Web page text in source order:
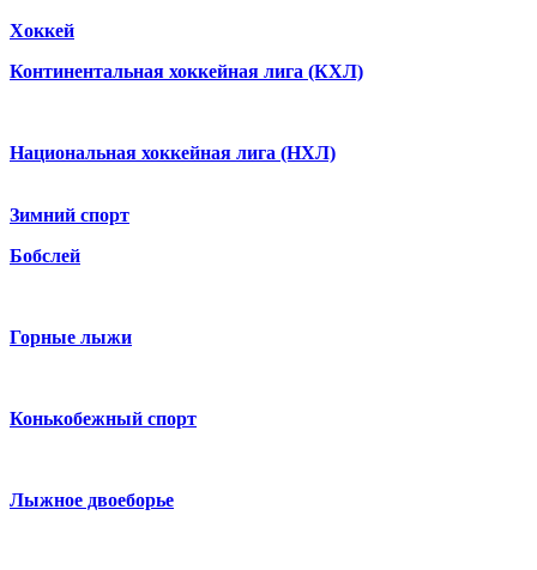
Хоккей
Континентальная хоккейная лига (КХЛ)
Национальная хоккейная лига (НХЛ)
Зимний спорт
Бобслей
Горные лыжи
Конькобежный спорт
Лыжное двоеборье